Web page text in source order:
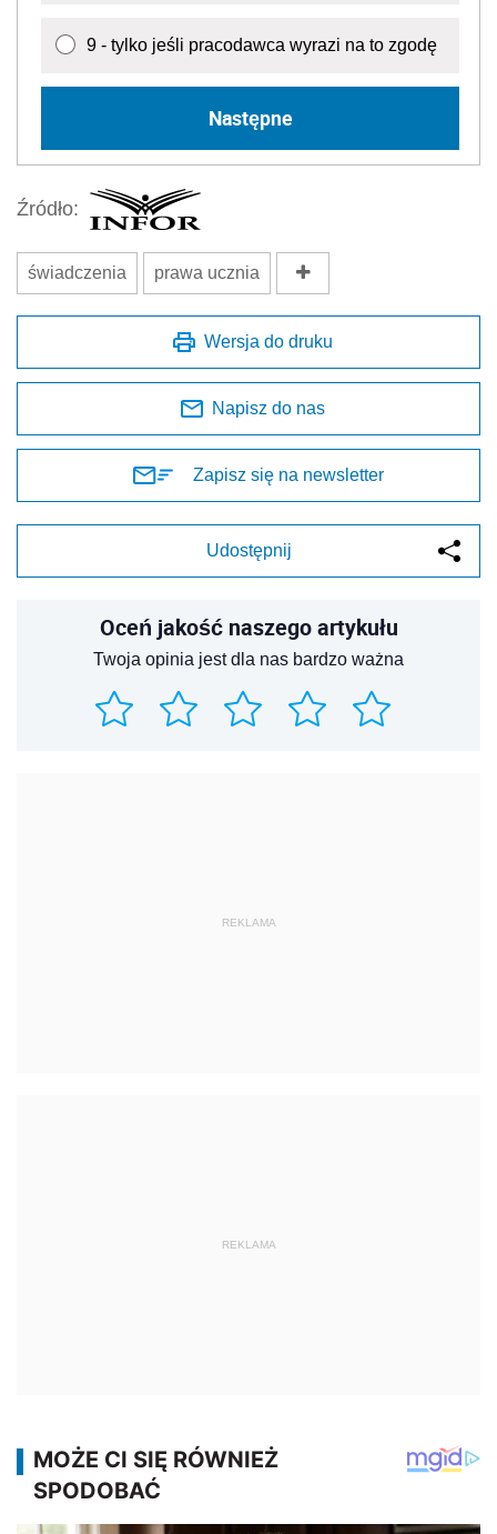
9 - tylko jeśli pracodawca wyrazi na to zgodę
Następne
Źródło:
świadczenia prawa ucznia
Wersja do druku
Napisz do nas
Zapisz się na newsletter
Udostępnij
Oceń jakość naszego artykułu
Twoja opinia jest dla nas bardzo ważna
REKLAMA
REKLAMA